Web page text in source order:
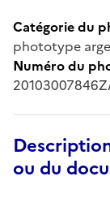
Catégorie du
phototype
Numéro du
ou du